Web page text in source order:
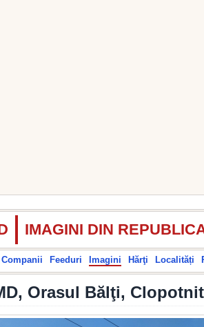
IMAGINI DIN
Companii Feeduri Imagini Hărţi Localități
Orasul Bălţi,